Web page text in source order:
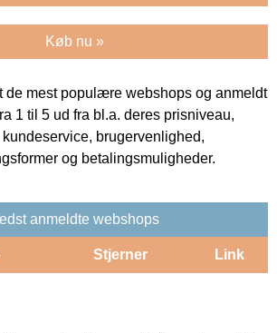
Køb nu »
de mest populære webshops og anmeldt
1 til 5 ud fra bl.a. deres prisniveau,
brugervenlighed,
og betalingsmuligheder.
anmeldte webshops
Stjerner Link